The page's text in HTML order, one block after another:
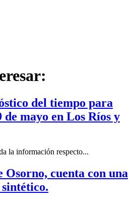
del tiempo para
de mayo en Los Ríos y
la información respecto...
Osorno, cuenta con una